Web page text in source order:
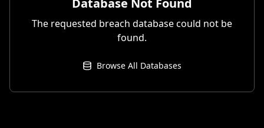
The requested breach database could not be
found.
Browse All Databases